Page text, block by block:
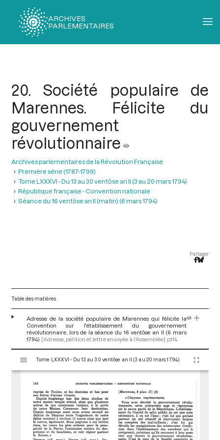
ARCHIVES
PARLEMENTAIRES
20. Société populaire de
Marennes. Félicite du
gouvernement
révolutionnaire
Archives parlementaires de la Révolution Française
Première série (1787-1799)
Tome LXXXVI - Du 13 au 30 ventôse an II (3 au 20 mars 1794)
République française - Convention nationale
Séance du 16 ventôse an II (matin) (6 mars 1794)
Partager
Table des matières
Adresse de la société populaire de Marennes qui félicite la
Convention sur l'établissement du gouvernement
révolutionnaire, lors de la séance du 16 ventôse an II (6 mars
1794) [Adresse, pétition et lettre envoyée à l’Assemblée] p.114
s
Tome LXXXVI - Du 13 au 30 ventôse an II (3 au 20 mars 1794)